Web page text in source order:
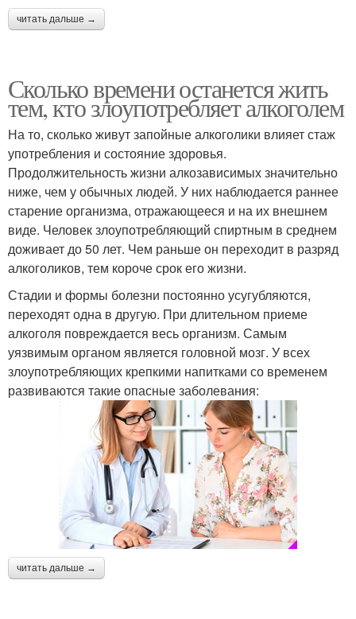
читать дальше →
Сколько времени останется жить
тем, кто злоупотребляет алкоголем
На то, сколько живут запойные алкоголики влияет стаж
употребления и состояние здоровья.
Продолжительность жизни алкозависимых значительно
ниже, чем у обычных людей. У них наблюдается раннее
старение организма, отражающееся и на их внешнем
виде. Человек злоупотребляющий спиртным в среднем
доживает до 50 лет. Чем раньше он переходит в разряд
алкоголиков, тем короче срок его жизни.
Стадии и формы болезни постоянно усугубляются,
переходят одна в другую. При длительном приеме
алкоголя повреждается весь организм. Самым
уязвимым органом является головной мозг. У всех
злоупотребляющих крепкими напитками со временем
развиваются такие опасные заболевания:
читать дальше →